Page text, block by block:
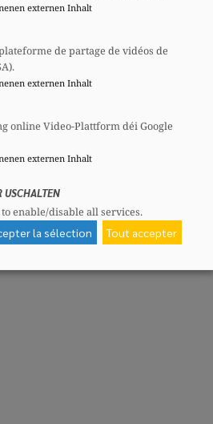
externen Inhalt
de partage de vidéos de
externen Inhalt
online Video-Plattform déi Google
externen Inhalt
USCHALTEN
enable/disable all services.
la sélection Tout accepter